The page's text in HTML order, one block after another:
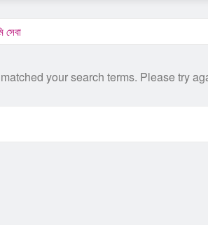
সেবা
your search terms. Please try